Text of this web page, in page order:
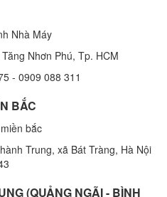
Nhà Máy
Nhơn Phú, Tp. HCM
- 0909 088 311
BẮC
bắc
Trung, xã Bát Tràng, Hà Nội
(QUẢNG NGÃI - BÌNH